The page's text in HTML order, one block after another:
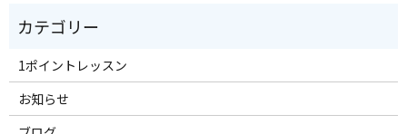
1ポイントレッスン
お知らせ